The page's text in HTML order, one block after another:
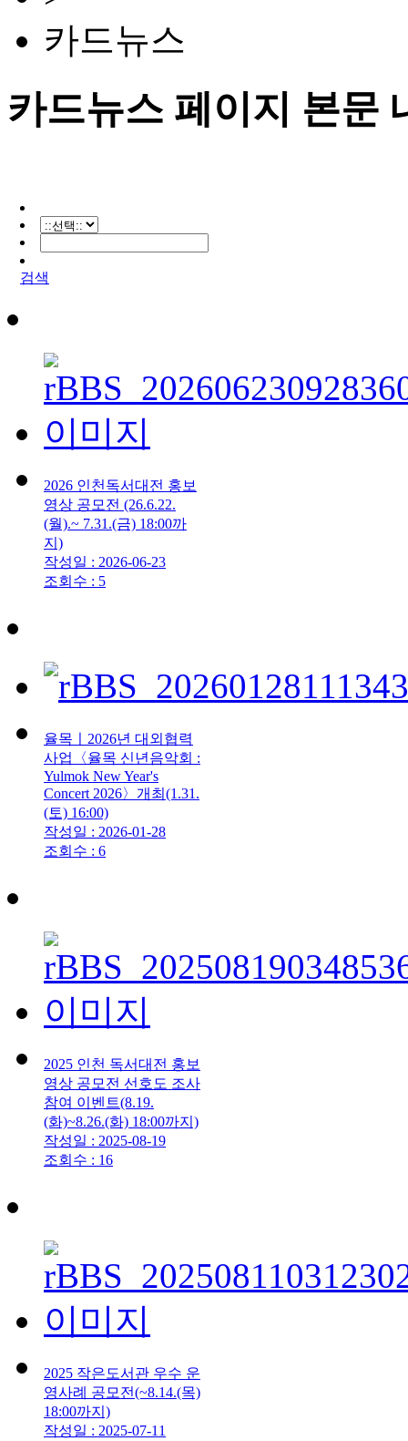
카드뉴스
카드뉴스 페이지 본문
검색
2026 인천독서대전 홍보
영상 공모전 (26.6.22.
(월).~ 7.31.(금) 18:00까
지)
작성일 : 2026-06-23
조회수 : 5
율목ㅣ2026년 대외협력
사업〈율목 신년음악회 :
Yulmok New Year's
Concert 2026〉개최(1.31.
(토) 16:00)
작성일 : 2026-01-28
조회수 : 6
2025 인천 독서대전 홍보
영상 공모전 선호도 조사
참여 이벤트(8.19.
(화)~8.26.(화) 18:00까지)
작성일 : 2025-08-19
조회수 : 16
2025 작은도서관 우수 운
영사례 공모전(~8.14.(목)
18:00까지)
작성일 : 2025-07-11